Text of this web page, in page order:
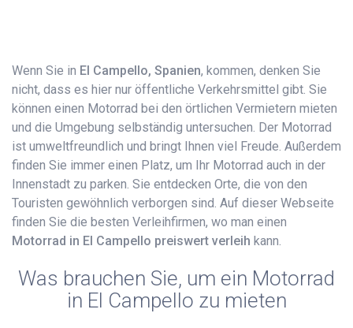
Wenn Sie in El Campello, Spanien, kommen, denken Sie
nicht, dass es hier nur öffentliche Verkehrsmittel gibt. Sie
können einen Motorrad bei den örtlichen Vermietern mieten
und die Umgebung selbständig untersuchen. Der Motorrad
ist umweltfreundlich und bringt Ihnen viel Freude. Außerdem
finden Sie immer einen Platz, um Ihr Motorrad auch in der
Innenstadt zu parken. Sie entdecken Orte, die von den
Touristen gewöhnlich verborgen sind. Auf dieser Webseite
finden Sie die besten Verleihfirmen, wo man einen
Motorrad in El Campello preiswert verleih kann.
Was brauchen Sie, um ein Motorrad
in El Campello zu mieten